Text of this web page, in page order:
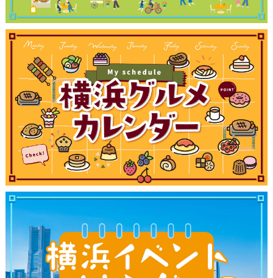
観光ガイド
ランキング
ブログ記事
サイトについて